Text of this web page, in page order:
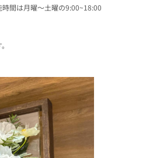
間は月曜～土曜の9:00~18:00